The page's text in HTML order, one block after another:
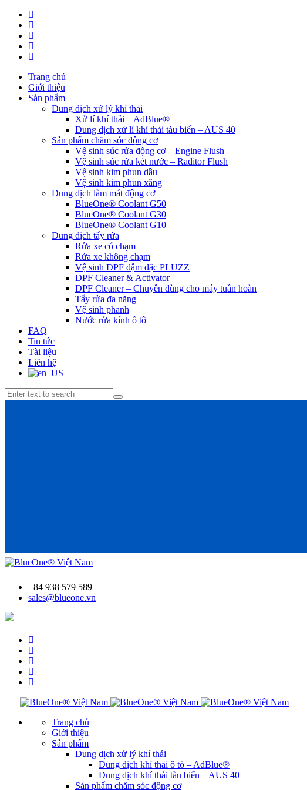
Trang chủ
Giới thiệu
Sản phẩm
Dung dịch xử lý khí thải
Xử lí khí thải – AdBlue®
Dung dịch xử lí khí thải tàu biển – AUS 40
Sản phẩm chăm sóc động cơ
Vệ sinh súc rửa động cơ – Engine Flush
Vệ sinh súc rửa két nước – Raditor Flush
Vệ sinh kim phun dầu
Vệ sinh kim phun xăng
Dung dịch làm mát động cơ
BlueOne® Coolant G50
BlueOne® Coolant G30
BlueOne® Coolant G10
Dung dịch tẩy rửa
Rửa xe có chạm
Rửa xe không chạm
Vệ sinh DPF đậm đặc PLUZZ
DPF Cleaner & Activator
DPF Cleaner – Chuyên dùng cho máy tuần hoàn
Tẩy rửa đa năng
Vệ sinh phanh
Nước rửa kính ô tô
FAQ
Tin tức
Tài liệu
Liên hệ
+84 938 579 589
sales@blueone.vn
Trang chủ
Giới thiệu
Sản phẩm
Dung dịch xử lý khí thải
Dung dịch khí thải ô tô – AdBlue®
Dung dịch khí thải tàu biển – AUS 40
Sản phẩm chăm sóc động cơ